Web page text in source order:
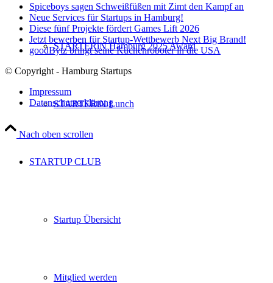
STARTERiN Hamburg 2025 Award
STARTERiN Lunch
STARTUP CLUB
Startup Übersicht
Mitglied werden
Spiceboys sagen Schweißfüßen mit Zimt den Kampf an
Neue Services für Startups in Hamburg!
Diese fünf Projekte fördert Games Lift 2026
Jetzt bewerben für Startup-Wettbewerb Next Big Brand!
goodBytz bringt seine Küchenroboter in die USA
© Copyright - Hamburg Startups
Impressum
Datenschutzerklärung
Nach oben scrollen